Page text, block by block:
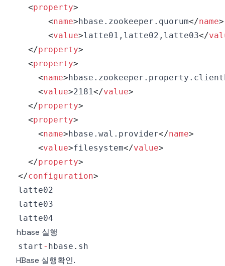
<property>
<name>hbase.zookeeper.quorum</name>
<value>latte01,latte02,latte03</
</property>
<property>
<name>
<value>2181</value>
</property>
<property>
<name>hbase.wal.provider</name>
<value>filesystem</value>
</property>
</configuration>
hbase 실행
start - hbase . sh
HBase 실행확인.